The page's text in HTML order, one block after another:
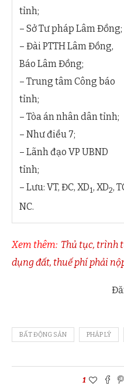
tỉnh;
– Sở Tư pháp Lâm Đồng;
– Đài PTTH Lâm Đồng,
Báo Lâm Đồng;
– Trung tâm Công báo
tỉnh;
– Tòa án nhân dân tỉnh;
– Như điều 7;
– Lãnh đạo VP UBND
tỉnh;
– Lưu: VT, ĐC, XD1, XD2,
NC.
Xem thêm: Thủ tục, trình
dụng đất, thuế phí phải
BẤT ĐỘNG SẢN PHÁP LÝ
1